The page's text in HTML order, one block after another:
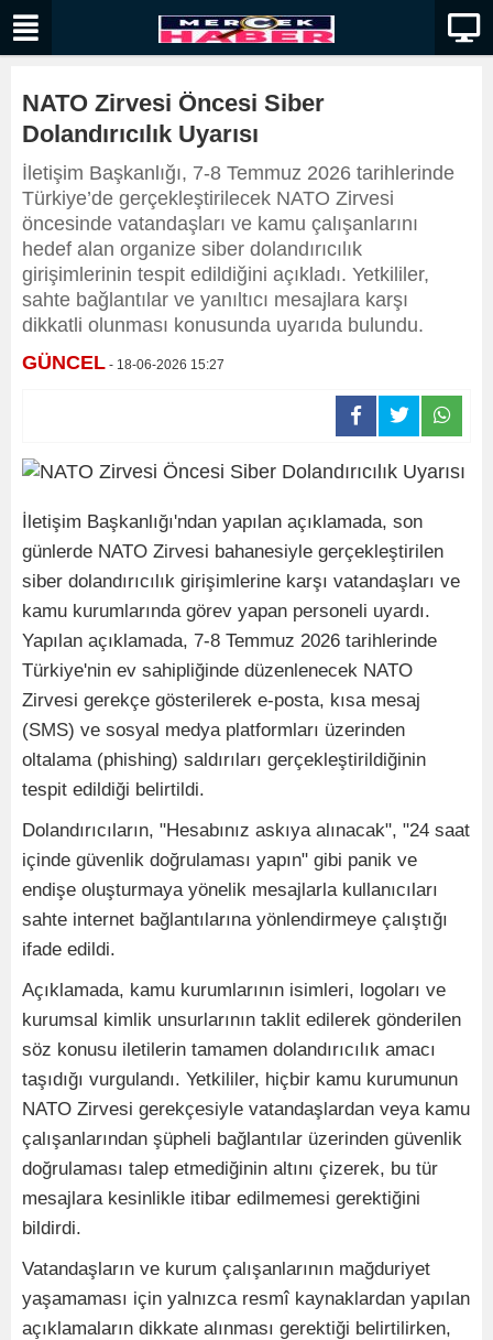
NATO Zirvesi Öncesi Siber
Dolandırıcılık Uyarısı
İletişim Başkanlığı, 7-8 Temmuz 2026 tarihlerinde
Türkiye’de gerçekleştirilecek NATO Zirvesi
öncesinde vatandaşları ve kamu çalışanlarını
hedef alan organize siber dolandırıcılık
girişimlerinin tespit edildiğini açıkladı. Yetkililer,
sahte bağlantılar ve yanıltıcı mesajlara karşı
dikkatli olunması konusunda uyarıda bulundu.
GÜNCEL - 18-06-2026 15:27
İletişim Başkanlığı'ndan yapılan açıklamada, son
günlerde NATO Zirvesi bahanesiyle gerçekleştirilen
siber dolandırıcılık girişimlerine karşı vatandaşları ve
kamu kurumlarında görev yapan personeli uyardı.
Yapılan açıklamada, 7-8 Temmuz 2026 tarihlerinde
Türkiye'nin ev sahipliğinde düzenlenecek NATO
Zirvesi gerekçe gösterilerek e-posta, kısa mesaj
(SMS) ve sosyal medya platformları üzerinden
oltalama (phishing) saldırıları gerçekleştirildiğinin
tespit edildiği belirtildi.
Dolandırıcıların, "Hesabınız askıya alınacak", "24 saat
içinde güvenlik doğrulaması yapın" gibi panik ve
endişe oluşturmaya yönelik mesajlarla kullanıcıları
sahte internet bağlantılarına yönlendirmeye çalıştığı
ifade edildi.
Açıklamada, kamu kurumlarının isimleri, logoları ve
kurumsal kimlik unsurlarının taklit edilerek gönderilen
söz konusu iletilerin tamamen dolandırıcılık amacı
taşıdığı vurgulandı. Yetkililer, hiçbir kamu kurumunun
NATO Zirvesi gerekçesiyle vatandaşlardan veya kamu
çalışanlarından şüpheli bağlantılar üzerinden güvenlik
doğrulaması talep etmediğinin altını çizerek, bu tür
mesajlara kesinlikle itibar edilmemesi gerektiğini
bildirdi.
Vatandaşların ve kurum çalışanlarının mağduriyet
yaşamaması için yalnızca resmî kaynaklardan yapılan
açıklamaların dikkate alınması gerektiği belirtilirken,